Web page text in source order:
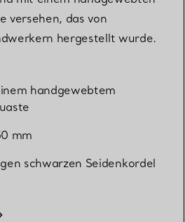
versehen, das von
hergestellt wurde.
handgewebtem
mm
schwarzen Seidenkordel